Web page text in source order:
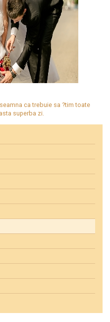
ca trebuie sa ?tim toate
superba zi.